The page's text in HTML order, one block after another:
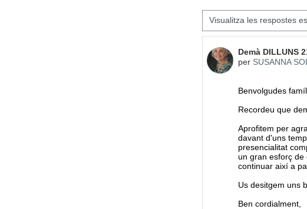
Mode de visualització
Demà DILLUNS
per SUSANNA
Nombre de
Benvolgudes
Recordeu que
Aprofitem per
davant d'uns
presencialitat
un gran esforç de
continuar així a
Us desitgem uns
Ben cordialment,